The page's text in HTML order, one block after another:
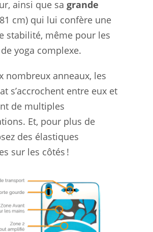
ainsi que sa grande
cm) qui lui confère une
stabilité, même pour les
yoga complexe.
nombreux anneaux, les
s’accrochent entre eux et
de multiples
Et, pour plus de
des élastiques
sur les côtés !